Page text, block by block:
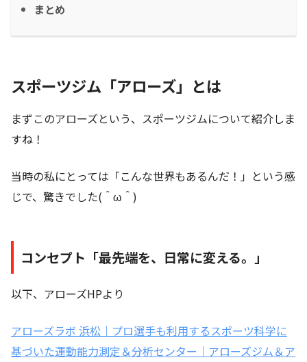
まとめ
スポーツジム「アローズ」とは
まずこのアローズという、スポーツジムについて紹介しま
すね！
当時の私にとっては「こんな世界もあるんだ！」という感
じで、驚きでした(＾ω＾)
コンセプト「最先端を、日常に変える。」
以下、アローズHPより
アローズラボ 浜松｜プロ選手も利用するスポーツ科学に
基づいた運動能力測定＆分析センター｜アローズジム＆ア